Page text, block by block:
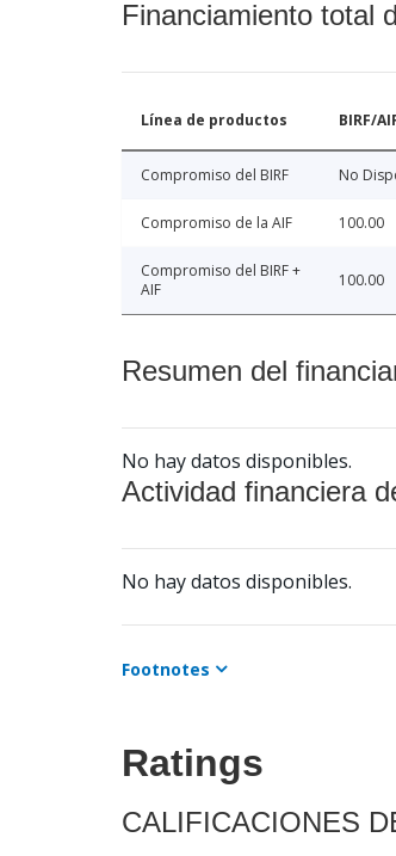
Financiamiento total
Línea de productos BIRF/
Compromiso del BIRF No
Compromiso de la AIF 100.00
Compromiso del BIRF +
AIF
100.00
Resumen del
No hay datos disponibles.
Actividad financiera
No hay datos disponibles.
Footnotes
Ratings
CALIFICACIONES